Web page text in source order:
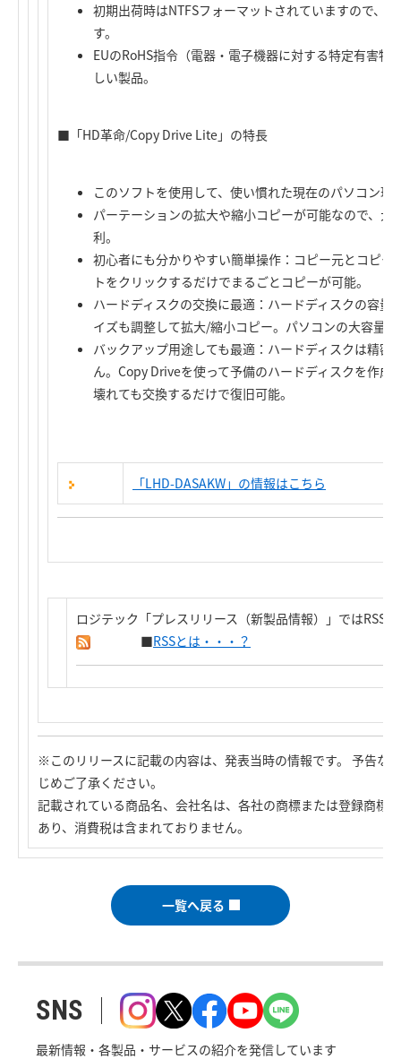
初期出荷時はNTFSフォーマットされていますので、
す。
EUのRoHS指令（電器・電子機器に対する特定有害物
しい製品。
■「HD革命/Copy Drive Lite」の特長
このソフトを使用して、使い慣れた現在のパソコン
パーテーションの拡大や縮小コピーが可能なので、大
利。
初心者にも分かりやすい簡単操作：コピー元とコピ
トをクリックするだけでまるごとコピーが可能。
ハードディスクの交換に最適：ハードディスクの容量
イズも調整して拡大/縮小コピー。パソコンの大容量
バックアップ用途しても最適：ハードディスクは精密
ん。Copy Driveを使って予備のハードディスクを作成
壊れても交換するだけで復旧可能。
「LHD-DASAKW」の情報はこちら
ロジテック「プレスリリース（新製品情報）」ではRSS
■RSSとは・・・？
※このリリースに記載の内容は、発表当時の情報です。 予告な
じめご了承ください。
記載されている商品名、会社名は、各社の商標または登録商標
あり、消費税は含まれておりません。
一覧へ戻る
SNS
最新情報・各製品・サービスの紹介を発信しています